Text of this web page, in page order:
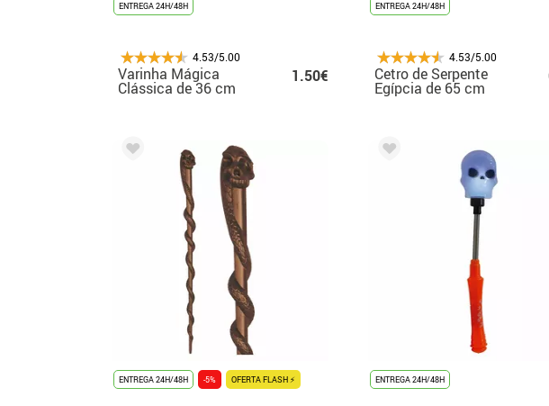
ENTREGA 24H/48H
4.53/5.00
Varinha Mágica
Clássica de 36 cm
1.50€
ENTREGA 24H/48H
4.53/5.00
Cetro de Serpente
Egípcia de 65 cm
ENTREGA 24H/48H -5% OFERTA FLASH ⚡ ENTREGA 24H/48H